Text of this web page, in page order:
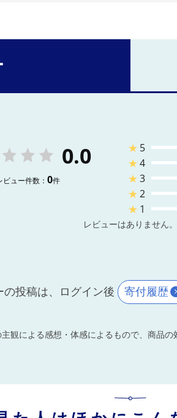
0.0
ビュー件数： 0件
★ 5
★4
★3
★2
★ 1
レビューはありません。
の投稿は、ログイン後 寄付履歴
観による感想・体感によるもので、商品の